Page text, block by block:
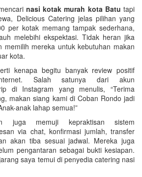
nasi kotak murah kota Batu tapi
Delicious Catering jelas pilihan yang
per kotak memang tampak sederhana,
melebihi ekspektasi. Tidak heran jika
memilih mereka untuk kebutuhan makan
kota.
kenapa begitu banyak review positif
Salah satunya dari akun
di Instagram yang menulis, “Terima
makan siang kami di Coban Rondo jadi
anak lahap semua!”
juga memuji kepraktisan sistem
via chat, konfirmasi jumlah, transfer
akan tiba sesuai jadwal. Mereka juga
pengantaran sebagai bukti kesiapan.
saya temui di penyedia catering nasi